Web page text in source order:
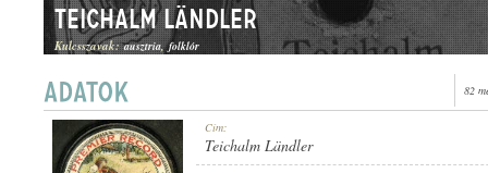
LÄNDLER
Teichalm Ländler
Kulcsszavak: ausztria folklór
82
Cím:
Teichalm Ländler